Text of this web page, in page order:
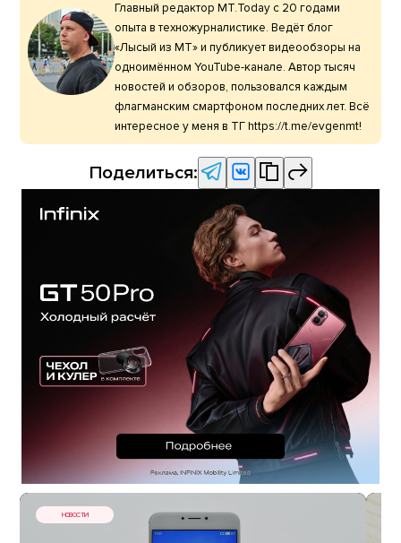
Главный редактор МТ.Today с 20 годами
опыта в техножурналистике. Ведёт блог
«Лысый из МТ» и публикует видеообзоры на
одноимённом YouTube-канале. Автор тысяч
новостей и обзоров, пользовался каждым
флагманским смартфоном последних лет. Всё
интересное у меня в ТГ https://t.me/evgenmt!
Поделиться:
НОВОСТИ